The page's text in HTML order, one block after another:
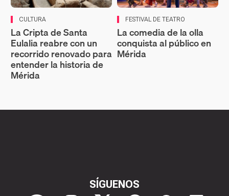
CULTURA
La Cripta de Santa
Eulalia reabre con un
recorrido renovado para
entender la historia de
Mérida
FESTIVAL DE TEATRO
La comedia de la olla
conquista al público en
Mérida
SÍGUENOS